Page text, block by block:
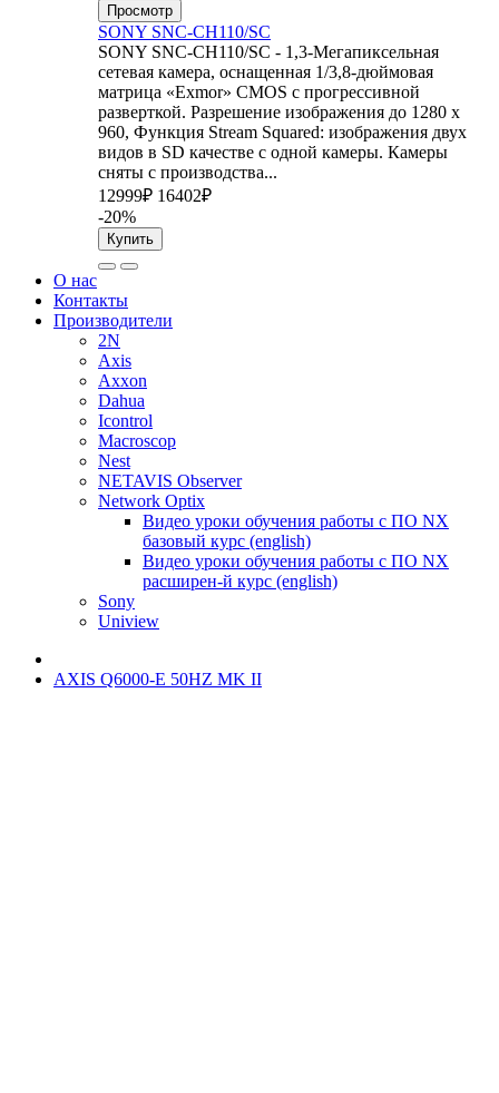
Просмотр
SONY SNC-CH110/SC
SONY SNC-CH110/SC - 1,3-Мегапиксельная
сетевая камера, оснащенная 1/3,8-дюймовая
матрица «Exmor» CMOS с прогрессивной
разверткой. Разрешение изображения до 1280 x
960, Функция Stream Squared: изображения двух
видов в SD качестве с одной камеры. Камеры
сняты с производства...
12999₽ 16402₽
-20%
Купить
О нас
Контакты
Производители
2N
Axis
Axxon
Dahua
Icontrol
Macroscop
Nest
NETAVIS Observer
Network Optix
Видео уроки обучения работы с ПО NX
базовый курс (english)
Видео уроки обучения работы с ПО NX
расширен-й курс (english)
Sony
Uniview
AXIS Q6000-E 50HZ MK II